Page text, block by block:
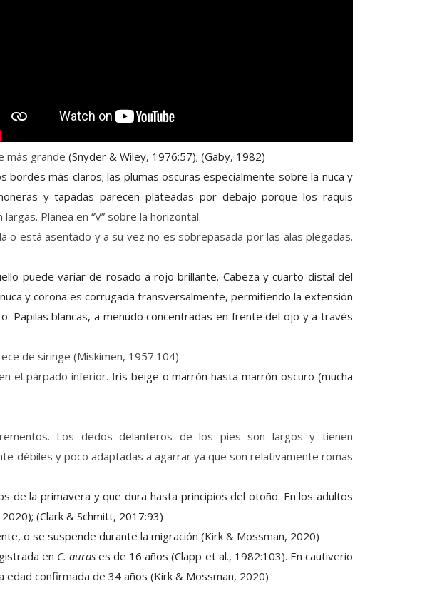
más grande (Snyder & Wiley, 1976:57); (Gaby, 1982)
más claros; las plumas oscuras especialmente sobre la nuca y
y tapadas parecen plateadas por debajo porque los raquis
largas. Planea en “V” sobre la horizontal.
o está asentado y a su vez no es sobrepasada por las alas plegadas.
puede variar de rosado a rojo brillante. Cabeza y cuarto distal del
y corona es corrugada transversalmente, permitiendo la extensión
Papilas blancas, a menudo concentradas en frente del ojo y a través
de siringe (Miskimen, 1957:104).
el párpado inferior. Iris beige o marrón hasta marrón oscuro (mucha
Los dedos delanteros de los pies son largos y tienen
débiles y poco adaptadas a agarrar ya que son relativamente romas
de la primavera y que dura hasta principios del otoño. En los adultos
(Clark & Schmitt, 2017:93)
o se suspende durante la migración (Kirk & Mossman, 2020)
en C. aurases de 16 años (Clapp et al., 1982:103). En cautiverio
edad confirmada de 34 años (Kirk & Mossman, 2020)